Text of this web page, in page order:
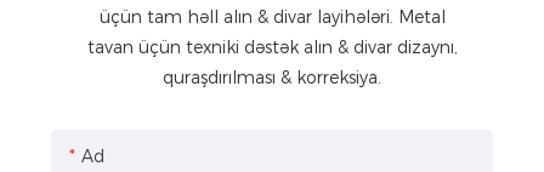
üçün tam həll alın & divar layihələri. Metal
tavan üçün texniki dəstək alın & divar dizaynı,
quraşdırılması & korreksiya.
Ad